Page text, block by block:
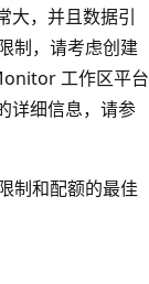
大，并且数据引
制，请考虑创建
工作区平台
详细信息，请参
制和配额的最佳